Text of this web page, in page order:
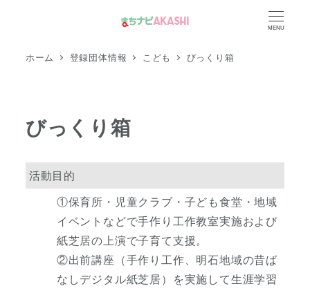
MENU
ホーム 登録団体情報 こども びっくり箱
びっくり箱
活動目的
①保育所・児童クラブ・子ども食堂・地域
イベントなどで手作り工作教室実施および
紙芝居の上演で子育て支援。
②出前講座（手作り工作、明石地域の昔ば
なしデジタル紙芝居）を実施して生涯学習